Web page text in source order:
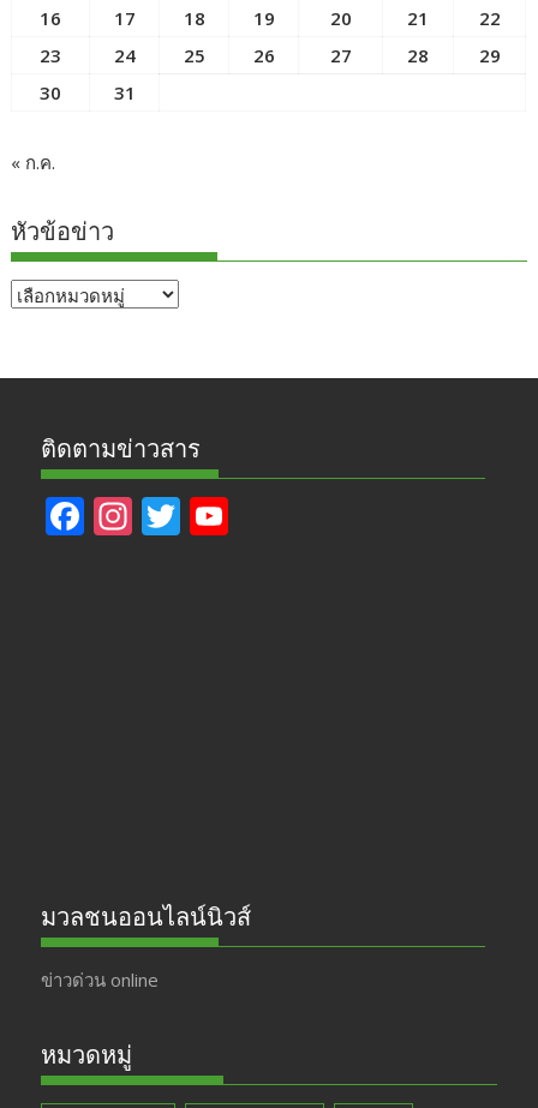
16
17 18 19 20 21
22
23
24 25 26 27 28
29
30
31
« ก.ค.
หัวข้อข่าว
หัวข้อ
ติดตามข่าวสาร
F In T
มวลชนออนไลน์นิวส์
ข่าวด่วน online
หมวดหมู่